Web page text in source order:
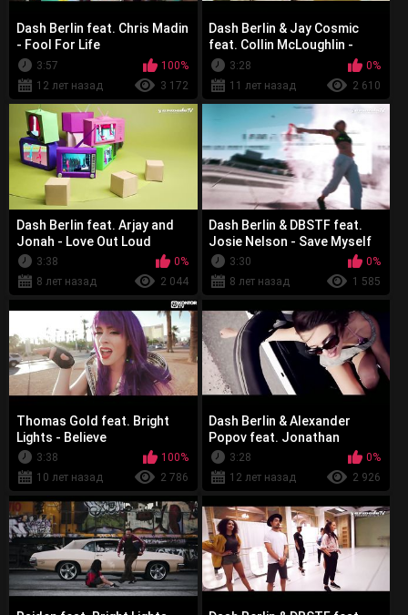
Dash Berlin feat. Chris Madin
- Fool For Life
3:57
100%
12 лет назад
3 172
Dash Berlin & Jay Cosmic
feat. Collin McLoughlin -
Here Tonight
3:28
0%
11 лет назад
2 610
Dash Berlin feat. Arjay and
Jonah - Love Out Loud
3:38
0%
8 лет назад
2 044
Dash Berlin & DBSTF feat.
Josie Nelson - Save Myself
3:30
0%
8 лет назад
1 585
Thomas Gold feat. Bright
Lights - Believe
3:38
100%
10 лет назад
2 786
Dash Berlin & Alexander
Popov feat. Jonathan
Mendelsohn - Steal You
Away
3:28
0%
12 лет назад
2 926